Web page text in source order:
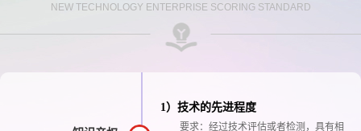
NEW TECHNOLOGY ENTERPRISE SCORING STANDARD
1）技术的先进程度
要求：经过技术评估或者检测，具有相